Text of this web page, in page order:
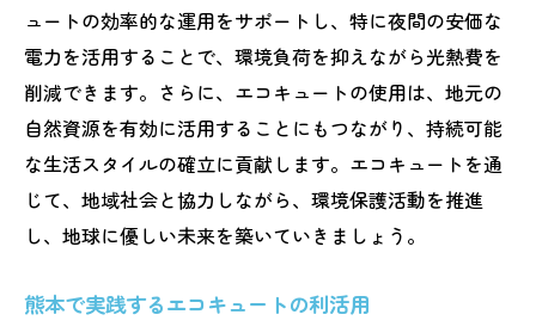
ュートの効率的な運用をサポートし、特に夜間の安価な
電力を活用することで、環境負荷を抑えながら光熱費を
削減できます。さらに、エコキュートの使用は、地元の
自然資源を有効に活用することにもつながり、持続可能
な生活スタイルの確立に貢献します。エコキュートを通
じて、地域社会と協力しながら、環境保護活動を推進
し、地球に優しい未来を築いていきましょう。
熊本で実践するエコキュートの利活用